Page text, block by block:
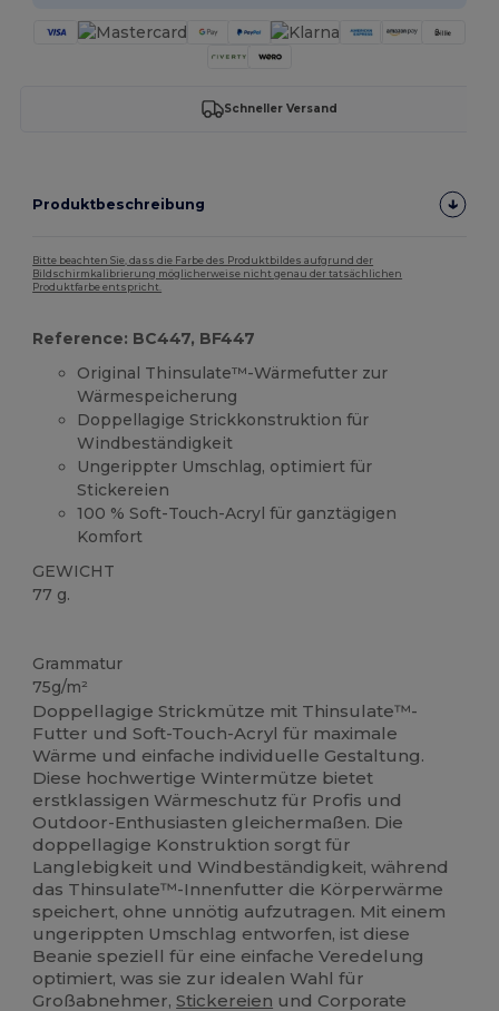
Schneller Versand
Produktbeschreibung
Bitte beachten Sie, dass die Farbe des Produktbildes aufgrund der
Bildschirmkalibrierung möglicherweise nicht genau der tatsächlichen
Produktfarbe entspricht.
Reference: BC447, BF447
Original Thinsulate™-Wärmefutter zur
Wärmespeicherung
Doppellagige Strickkonstruktion für
Windbeständigkeit
Ungerippter Umschlag, optimiert für
Stickereien
100 % Soft-Touch-Acryl für ganztägigen
Komfort
GEWICHT
77 g.
Grammatur
75g/m²
Doppellagige Strickmütze mit Thinsulate™-
Futter und Soft-Touch-Acryl für maximale
Wärme und einfache individuelle Gestaltung.
Diese hochwertige Wintermütze bietet
erstklassigen Wärmeschutz für Profis und
Outdoor-Enthusiasten gleichermaßen. Die
doppellagige Konstruktion sorgt für
Langlebigkeit und Windbeständigkeit, während
das Thinsulate™-Innenfutter die Körperwärme
speichert, ohne unnötig aufzutragen. Mit einem
ungerippten Umschlag entworfen, ist diese
Beanie speziell für eine einfache Veredelung
optimiert, was sie zur idealen Wahl für
Großabnehmer,Stickereien und Corporate